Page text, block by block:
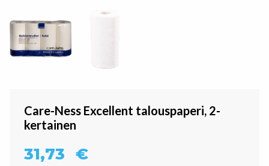
Care-Ness Excellent talouspaperi, 2-
kertainen
31,73 €